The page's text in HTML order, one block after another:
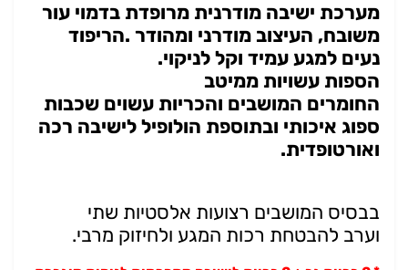
מערכת ישיבה מודרנית מרופדת בדמוי עור
משובח, העיצוב מודרני ומהודר .הריפוד
נעים למגע עמיד וקל לניקוי.
הספות עשויות ממיטב
החומרים המושבים והכריות עשוים שכבות
ספוג איכותי ובתוספת הולופיל לישיבה רכה
ואורטופדית.
בבסיס המושבים רצועות אלסטיות שתי
וערב להבטחת רכות המגע ולחיזוק מרבי.